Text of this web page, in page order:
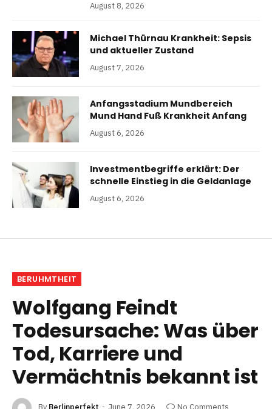
August 8, 2026
Michael Thürnau Krankheit: Sepsis
und aktueller Zustand
August 7, 2026
Anfangsstadium Mundbereich
Mund Hand Fuß Krankheit Anfang
August 6, 2026
Investmentbegriffe erklärt: Der
schnelle Einstieg in die Geldanlage
August 6, 2026
BERUHMTHEIT
Wolfgang Feindt
Todesursache: Was über
Tod, Karriere und
Vermächtnis bekannt ist